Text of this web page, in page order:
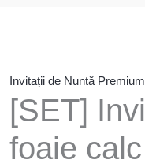
Invitații de Nuntă Premium
[SET]
foaie
nuntă
+
foaie
calc